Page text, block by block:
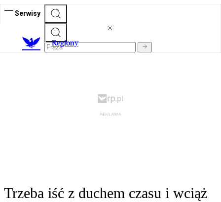
Serwisy
Regiony
Trzeba iść z duchem czasu i wciąż